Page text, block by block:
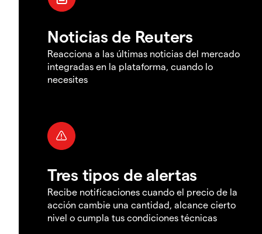
Noticias de Reuters
Reacciona a las últimas noticias del mercado
integradas en la plataforma, cuando lo
necesites
Tres tipos de alertas
Recibe notificaciones cuando el precio de la
acción cambie una cantidad, alcance cierto
nivel o cumpla tus condiciones técnicas